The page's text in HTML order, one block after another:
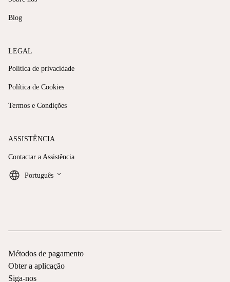
Blog
LEGAL
Política de privacidade
Política de Cookies
Termos e Condições
ASSISTÊNCIA
Contactar a Assistência
Português keyboard_arrow_down
Métodos de pagamento
Obter a aplicação
Siga-nos